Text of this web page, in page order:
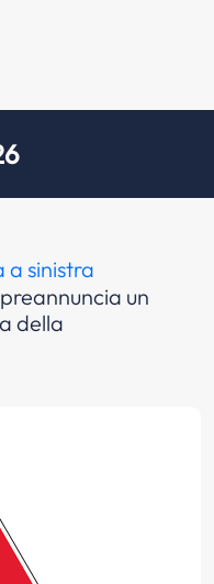
a sinistra
un
della